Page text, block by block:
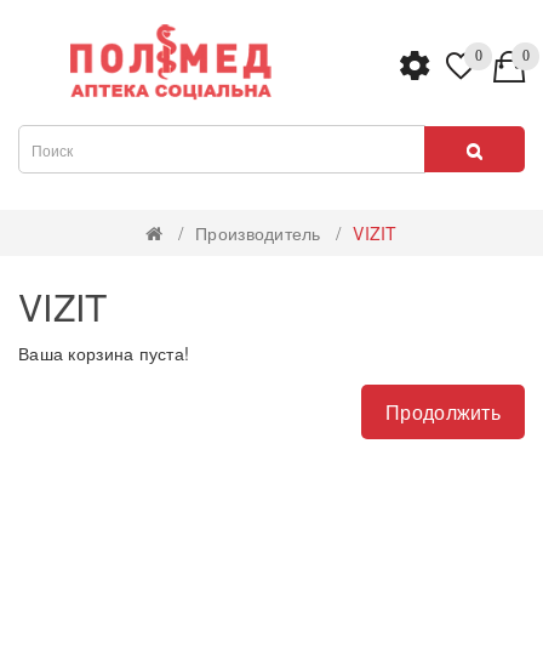
0 0
Производитель VIZIT
VIZIT
Ваша корзина пуста!
Продолжить